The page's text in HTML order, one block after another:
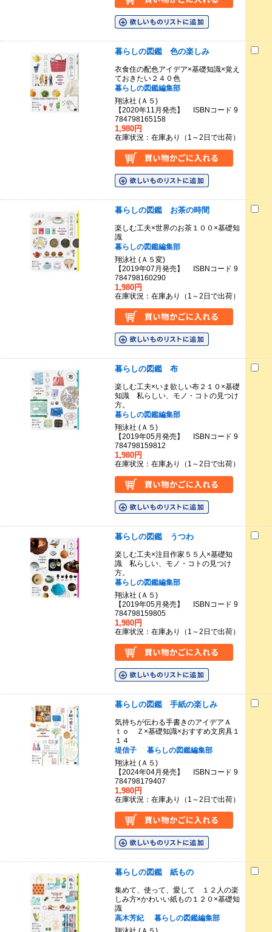
暮らしの図鑑 色の楽しみ
衣食住の配色アイデア×基礎知識×覚え
ておきたい２４０色
暮らしの図鑑編集部
翔泳社 (Ａ５)
【2020年11月発売】 ISBNコード 9
784798165158
1,980円
在庫状況：在庫あり（1～2日で出荷）
暮らしの図鑑 お茶の時間
楽しむ工夫×世界のお茶１００×基礎知
識
暮らしの図鑑編集部
翔泳社 (Ａ５変)
【2019年07月発売】 ISBNコード 9
784798160290
1,980円
在庫状況：在庫あり（1～2日で出荷）
暮らしの図鑑 布
楽しむ工夫×いま欲しい布２１０×基礎
知識 私らしい、モノ・コトの見つけ
方。
暮らしの図鑑編集部
翔泳社 (Ａ５)
【2019年05月発売】 ISBNコード 9
784798159812
1,980円
在庫状況：在庫あり（1～2日で出荷）
暮らしの図鑑 うつわ
楽しむ工夫×注目作家５５人×基礎知
識 私らしい、モノ・コトの見つけ
方。
暮らしの図鑑編集部
翔泳社 (Ａ５)
【2019年05月発売】 ISBNコード 9
784798159805
1,980円
在庫状況：在庫あり（1～2日で出荷）
暮らしの図鑑 手紙の楽しみ
気持ちが伝わる手書きのアイデアＡ
ｔｏ Ｚ×基礎知識×おすすめ文房具１
１４
堤信子
暮らしの図鑑編集部
翔泳社 (Ａ５)
【2024年04月発売】 ISBNコード 9
784798179407
1,980円
在庫状況：在庫あり（1～2日で出荷）
暮らしの図鑑 紙もの
集めて、使って、愛して １２人の楽
しみ方×かわいい紙もの１２０×基礎知
識
高木芳紀
暮らしの図鑑編集部